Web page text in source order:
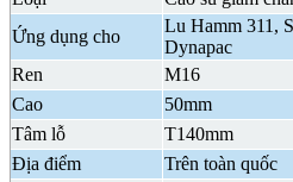
Ứng dụng cho
Lu Hamm 311,
Dynapac
Ren
M16
Cao
50mm
Tâm lỗ
T140mm
Địa điểm
Trên toàn quốc